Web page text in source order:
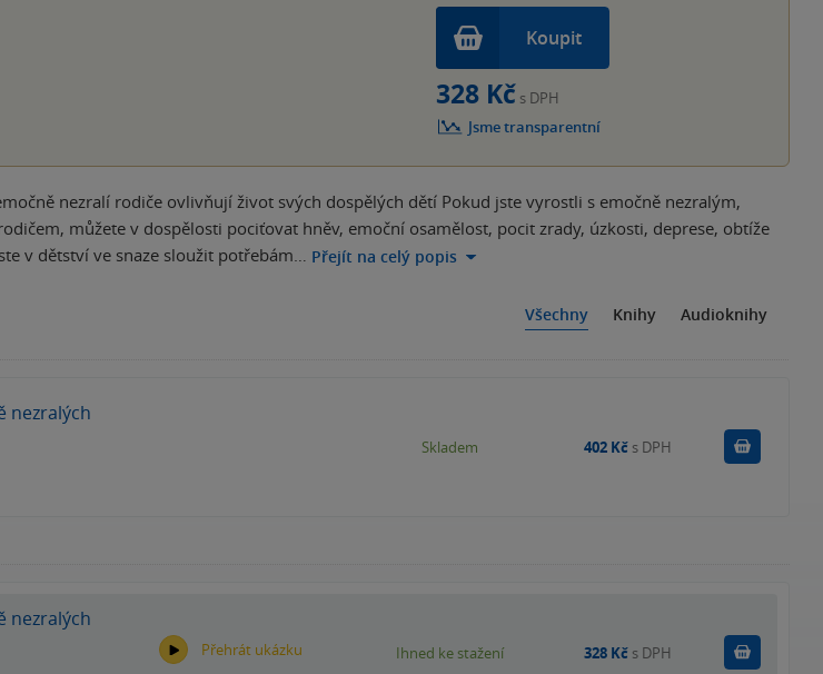
Koupit
328 Kč s DPH
Jsme transparentní
nezralí rodiče ovlivňují život svých dospělých dětí Pokud jste vyrostli s emočně nezralým,
můžete v dospělosti pociťovat hněv, emoční osamělost, pocit zrady, úzkosti, deprese, obtíže
v dětství ve snaze sloužit potřebám… Přejít na celý popis
Všechny Knihy Audioknihy
nezralých
Skladem 402 Kč s DPH
nezralých
Přehrát ukázku Ihned ke stažení 328 Kč s DPH Koupit